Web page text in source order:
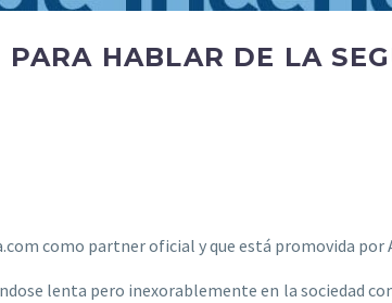
HABLAR DE LA
como partner oficial y que está promovida por
lenta pero inexorablemente en la sociedad